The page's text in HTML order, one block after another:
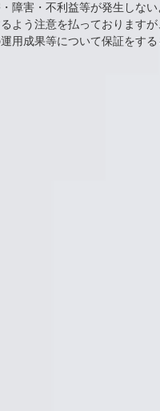
障害・不利益等が発生しな
よう注意を払っておりますが
用成果等について保証をする